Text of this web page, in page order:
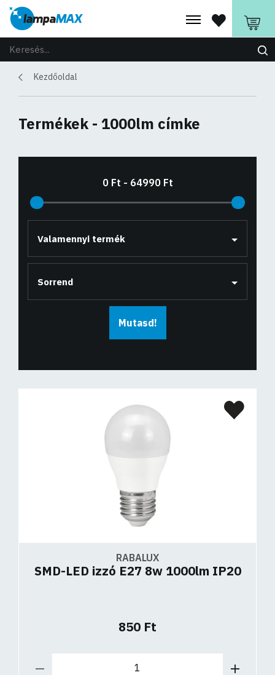
Kezdőoldal
Termékek - 1000lm címke
Valamennyi termék
Sorrend
Mutasd!
RABALUX
SMD-LED izzó E27 8w 1000lm IP20
850 Ft